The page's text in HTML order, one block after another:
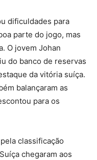
dificuldades para
parte do jogo, mas
O jovem Johan
do banco de reservas
da vitória suíça.
balançaram as
para os
classificação
chegaram aos